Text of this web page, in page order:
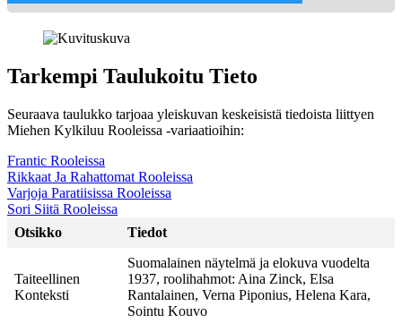
Tarkempi Taulukoitu Tieto
Seuraava taulukko tarjoaa yleiskuvan keskeisistä tiedoista liittyen
Miehen Kylkiluu Rooleissa -variaatioihin:
Frantic Rooleissa
Rikkaat Ja Rahattomat Rooleissa
Varjoja Paratiisissa Rooleissa
Sori Siitä Rooleissa
Otsikko
Tiedot
Taiteellinen
Konteksti
Suomalainen näytelmä ja elokuva vuodelta
1937, roolihahmot: Aina Zinck, Elsa
Rantalainen, Verna Piponius, Helena Kara,
Sointu Kouvo